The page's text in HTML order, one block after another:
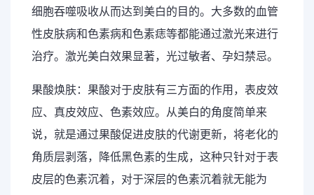
细胞吞噬吸收从而达到美白的目的。大多数的血管
性皮肤病和色素病和色素痣等都能通过激光来进行
治疗。激光美白效果显著，光过敏者、孕妇禁忌。
果酸焕肤：果酸对于皮肤有三方面的作用，表皮效
应、真皮效应、色素效应。从美白的角度简单来
说，就是通过果酸促进皮肤的代谢更新，将老化的
角质层剥落，降低黑色素的生成，这种只针对于表
皮层的色素沉着，对于深层的色素沉着就无能为